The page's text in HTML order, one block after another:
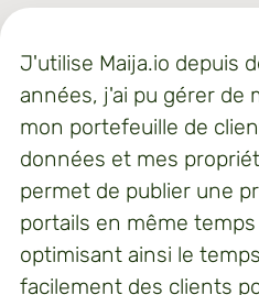
J'utilise Maija.io depuis
années, j'ai pu gérer de
mon portefeuille de
données et mes
permet de publier une
portails en même
optimisant ainsi le
facilement des clients